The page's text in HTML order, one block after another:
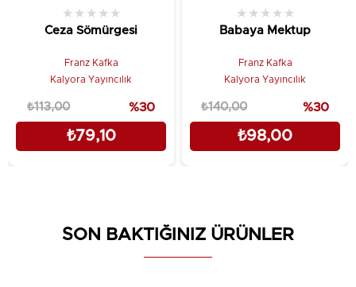
Ceza Sömürgesi
★ ★ ★ ★ ★
Franz Kafka
Kalyora Yayıncılık
₺79,10
₺113,00 %30
Babaya Mektup
★ ★ ★ ★ ★
Franz Kafka
Kalyora Yayıncılık
₺98,00
₺140,00 %30
SON BAKTIĞINIZ ÜRÜNLER